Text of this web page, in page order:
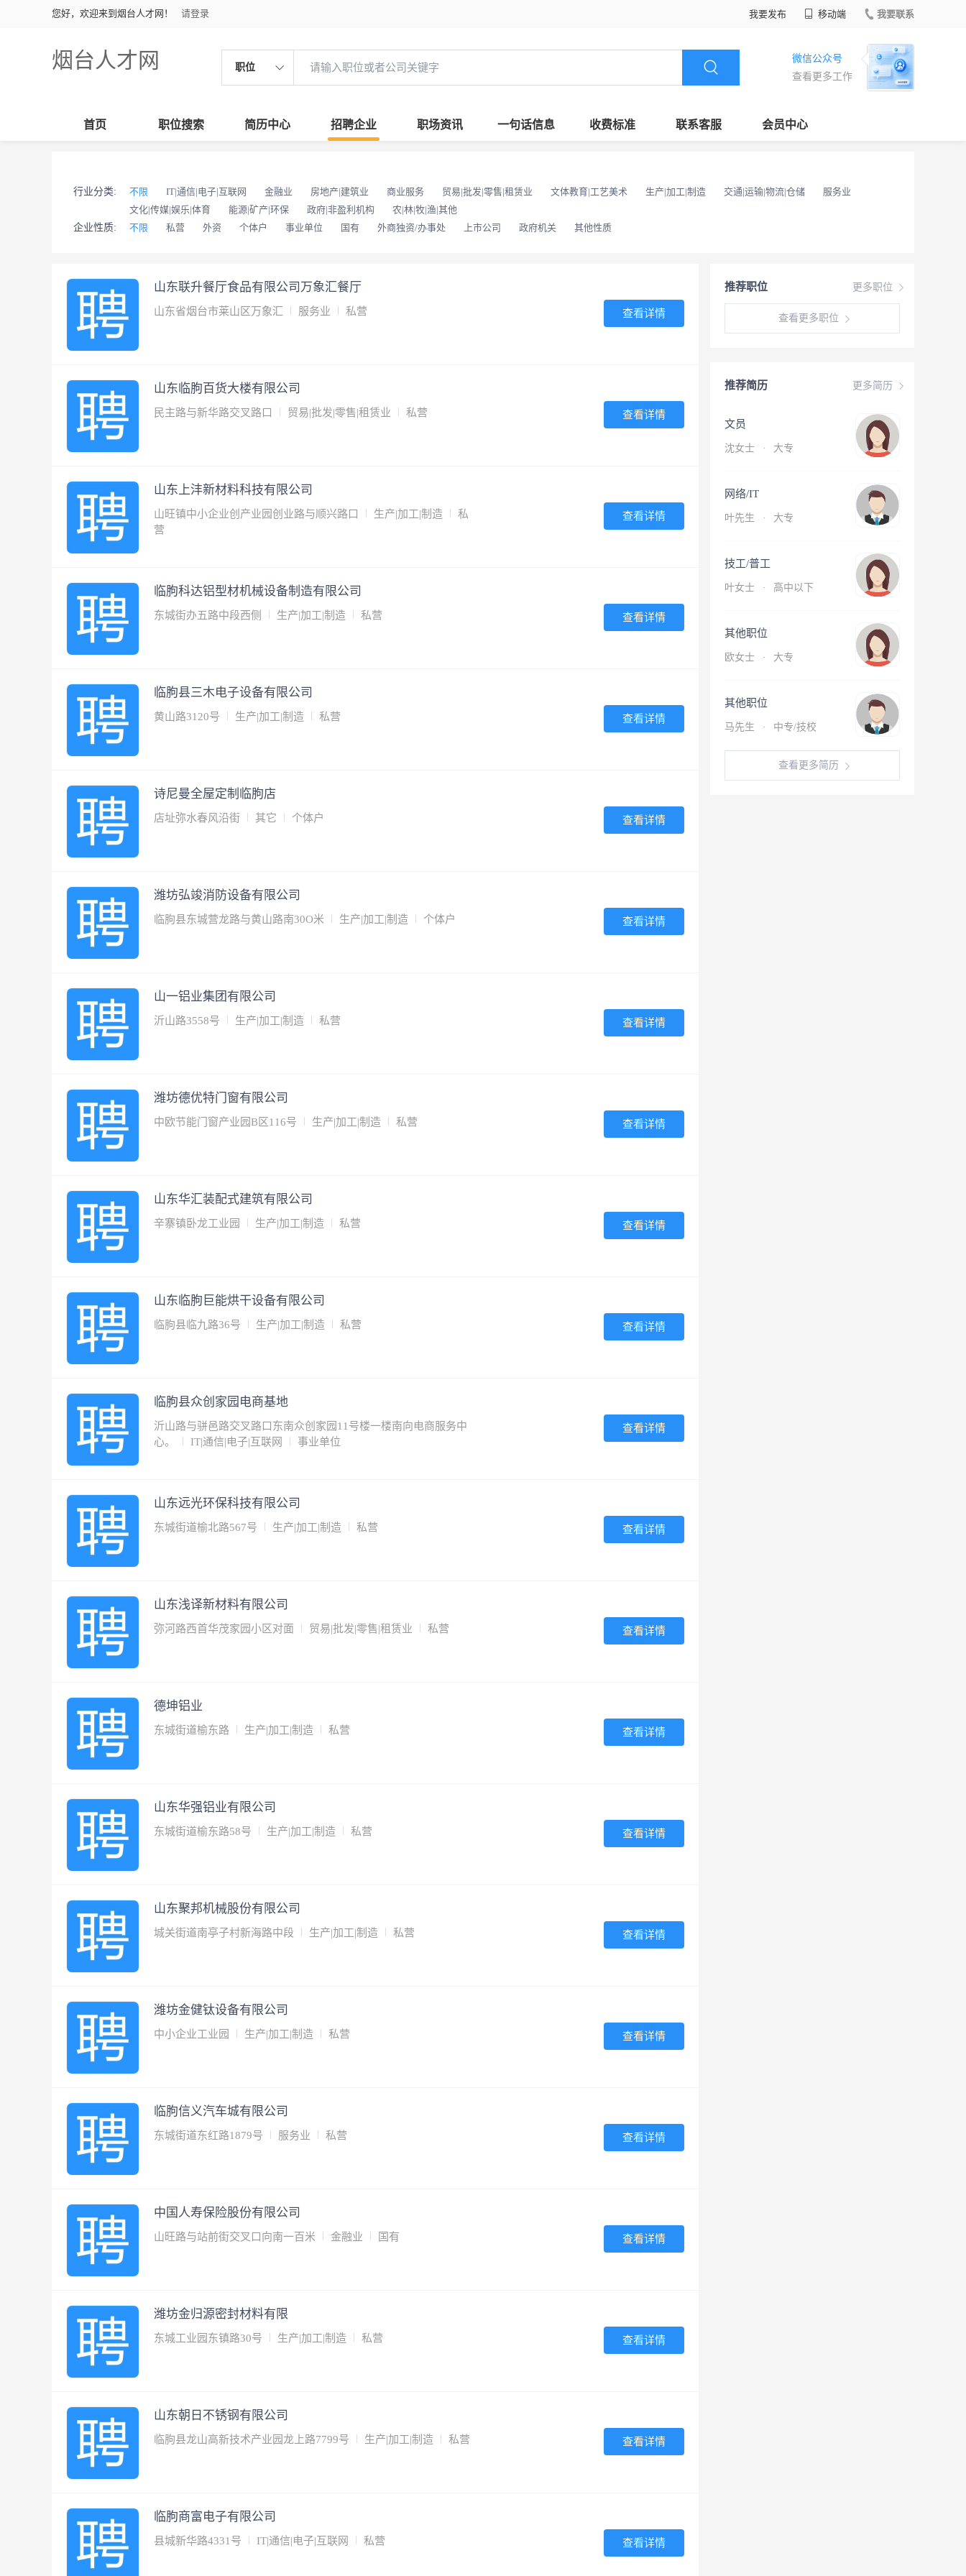
您好，欢迎来到烟台人才网！ 请登录 我要发布 移动端 我要联系
烟台人才网 职位
微信公众号
查看更多工作
首页 职位搜索 简历中心 招聘企业 职场资讯 一句话信息 收费标准 联系客服 会员中心
行业分类: 不限 IT|通信|电子|互联网 金融业 房地产|建筑业 商业服务 贸易|批发|零售|租赁业 文体教育|工艺美术 生产|加工|制造 交通|运输|物流|仓储
服务业
文化|传媒|娱乐|体育
能源|矿产|环保 政府|非盈利机构
农|林|牧|渔|其他
企业性质:
不限 私营 外资 个体户 事业单位 国有 外商独资/办事处 上市公司 政府机关 其他性质
更多职位
推荐职位
查看更多职位
更多简历
推荐简历
文员
沈女士 · 大专
网络/IT
叶先生 · 大专
技工/普工
叶女士 · 高中以下
其他职位
欧女士 · 大专
其他职位
马先生 · 中专/技校
查看更多简历
山东联升餐厅食品有限公司万象汇餐厅
山东省烟台市莱山区万象汇 服务业 私营 查看详情
山东临朐百货大楼有限公司
民主路与新华路交叉路口 贸易|批发|零售|租赁业 私营 查看详情
山东上沣新材料科技有限公司
山旺镇中小企业创产业园创业路与顺兴路口 生产|加工|制造
私
营
查看详情
临朐科达铝型材机械设备制造有限公司
东城街办五路中段西侧 生产|加工|制造 私营 查看详情
临朐县三木电子设备有限公司
黄山路3120号 生产|加工|制造 私营 查看详情
诗尼曼全屋定制临朐店
店址弥水春风沿街 其它 个体户 查看详情
潍坊弘竣消防设备有限公司
临朐县东城营龙路与黄山路南30O米 生产|加工|制造 个体户 查看详情
山一铝业集团有限公司
沂山路3558号 生产|加工|制造 私营 查看详情
潍坊德优特门窗有限公司
中欧节能门窗产业园B区116号 生产|加工|制造 私营 查看详情
山东华汇装配式建筑有限公司
辛寨镇卧龙工业园 生产|加工|制造 私营 查看详情
山东临朐巨能烘干设备有限公司
临朐县临九路36号 生产|加工|制造 私营 查看详情
临朐县众创家园电商基地
沂山路与骈邑路交叉路口东南众创家园11号楼一楼南向电商服务中
心。
IT|通信|电子|互联网 事业单位
查看详情
山东远光环保科技有限公司
东城街道榆北路567号 生产|加工|制造 私营 查看详情
山东浅译新材料有限公司
弥河路西首华茂家园小区对面 贸易|批发|零售|租赁业 私营 查看详情
德坤铝业
东城街道榆东路 生产|加工|制造 私营 查看详情
山东华强铝业有限公司
东城街道榆东路58号 生产|加工|制造 私营 查看详情
山东聚邦机械股份有限公司
城关街道南亭子村新海路中段 生产|加工|制造 私营 查看详情
潍坊金健钛设备有限公司
中小企业工业园 生产|加工|制造 私营 查看详情
临朐信义汽车城有限公司
东城街道东红路1879号 服务业 私营 查看详情
中国人寿保险股份有限公司
山旺路与站前街交叉口向南一百米 金融业 国有 查看详情
潍坊金归源密封材料有限
东城工业园东镇路30号 生产|加工|制造 私营 查看详情
山东朝日不锈钢有限公司
临朐县龙山高新技术产业园龙上路7799号 生产|加工|制造 私营 查看详情
临朐商富电子有限公司
县城新华路4331号 IT|通信|电子|互联网 私营 查看详情